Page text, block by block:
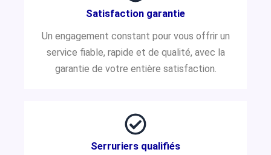
Satisfaction garantie
Un engagement constant pour vous offrir un
service fiable, rapide et de qualité, avec la
garantie de votre entière satisfaction.
Serruriers qualifiés